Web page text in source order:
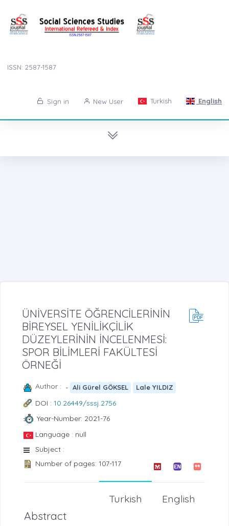
ISSN: 2587-1587
Sign in New User Turkish English
ÜNİVERSİTE ÖĞRENCİLERİNİN
BİREYSEL YENİLİKÇİLİK
DÜZEYLERİNİN İNCELENMESİ:
SPOR BİLİMLERİ FAKÜLTESİ
ÖRNEĞİ
Author : - Ali Gürel GÖKSEL Lale YILDIZ
DOI : 10.26449/sssj.2756
Year-Number: 2021-76
Language : null
Subject :
Number of pages: 107-117
English
Turkish
Abstract